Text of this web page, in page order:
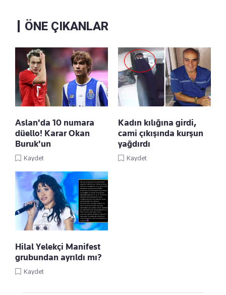
ÖNE ÇIKANLAR
Aslan'da 10 numara
düello! Karar Okan
Buruk'un
Kaydet
Kadın kılığına girdi,
cami çıkışında kurşun
yağdırdı
Kaydet
Hilal Yelekçi Manifest
grubundan ayrıldı mı?
Kaydet